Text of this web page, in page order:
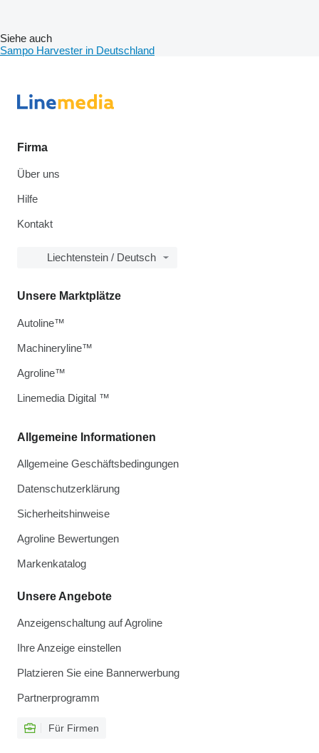
Siehe auch
Sampo Harvester in Deutschland
Firma
Über uns
Hilfe
Kontakt
Liechtenstein / Deutsch
Allgemeine Informationen
Allgemeine Geschäftsbedingungen
Datenschutzerklärung
Sicherheitshinweise
Agroline Bewertungen
Markenkatalog
Unsere Angebote
Anzeigenschaltung auf Agroline
Ihre Anzeige einstellen
Platzieren Sie eine Bannerwerbung
Partnerprogramm
Für Firmen
Unsere Marktplätze
Autoline™
Machineryline™
Agroline™
Linemedia Digital ™